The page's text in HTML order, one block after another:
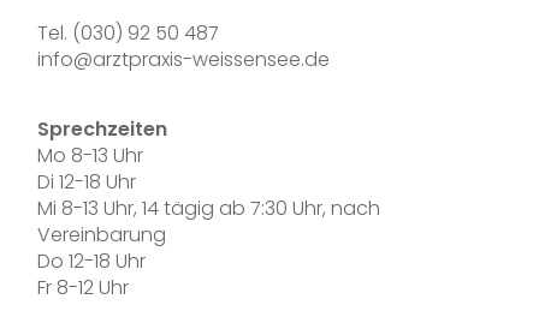
Tel. (030) 92 50 487
info@arztpraxis-weissensee.de
Sprechzeiten
Mo 8-13 Uhr
Di 12-18 Uhr
Mi 8-13 Uhr, 14 tägig ab 7:30 Uhr, nach
Vereinbarung
Do 12-18 Uhr
Fr 8-12 Uhr